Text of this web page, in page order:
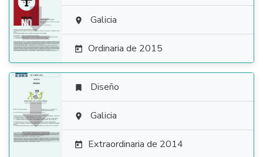
  Galicia
 Ordinaria de 2015

 Diseño
 Galicia
 Extraordinaria de 2014